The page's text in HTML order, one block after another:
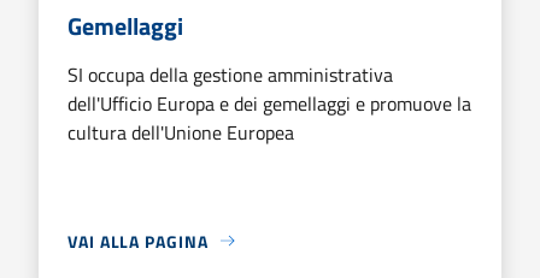
Gemellaggi
SI occupa della gestione amministrativa
dell'Ufficio Europa e dei gemellaggi e promuove la
cultura dell'Unione Europea
VAI ALLA PAGINA